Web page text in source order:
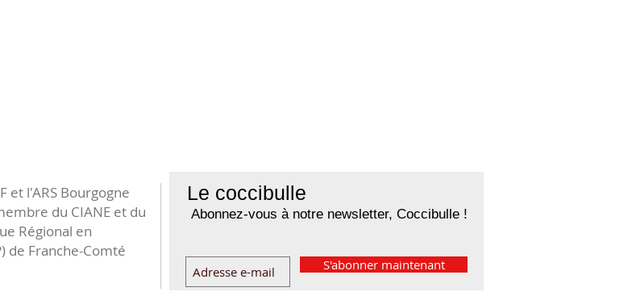
Le coccibulle
Abonnez-vous à notre newsletter, Coccibulle !
S'abonner maintenant
et l'ARS Bourgogne
du CIANE et du
Régional en
de Franche-Comté